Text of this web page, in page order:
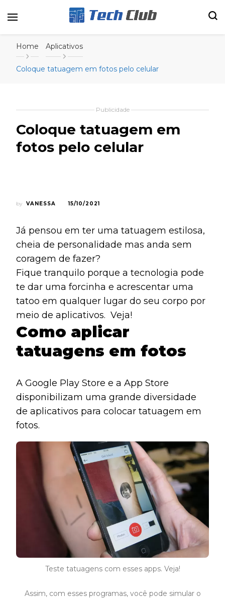
Canal Tech
Home
Aplicativos
Coloque tatuagem em fotos pelo celular
Publicidade
Coloque tatuagem em
fotos pelo celular
by VANESSA 15/10/2021
Já pensou em ter uma tatuagem estilosa,
cheia de personalidade mas anda sem
coragem de fazer?
Fique tranquilo porque a tecnologia pode
te dar uma forcinha e acrescentar uma
tatoo em qualquer lugar do seu corpo por
meio de aplicativos. Veja!
Como aplicar
tatuagens em fotos
A Google Play Store e a App Store
disponibilizam uma grande diversidade
de aplicativos para colocar tatuagem em
fotos.
Teste tatuagens com esses apps. Veja!
Assim, com esses programas, você pode simular o